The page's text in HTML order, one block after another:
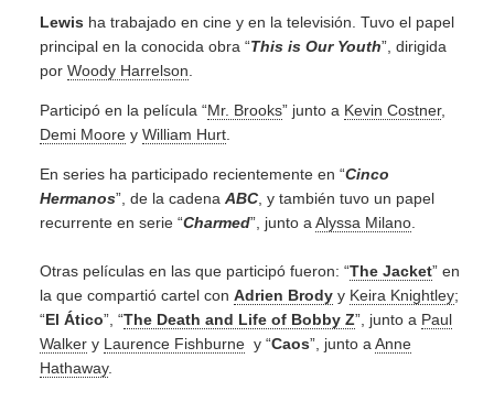
Lewis ha trabajado en cine y en la televisión. Tuvo el papel
principal en la conocida obra “This is Our Youth”, dirigida
por Woody Harrelson
Participó en la película “Mr. Brooks” junto a Kevin Costner,
Demi Moore y William Hurt
En series ha participado recientemente en “Cinco
Hermanos”, de la cadena ABC , y también tuvo un papel
recurrente en serie “Charmed”, junto a Alyssa Milano
Otras películas en las que participó fueron: “The Jacket” en
la que compartió cartel con Adrien Brody y Keira Knightley;
“El Ático”, “The Death and Life of Bobby Z”, junto a Paul
Walker y Laurence Fishburne y “Caos”, junto a Anne
Hathaway.